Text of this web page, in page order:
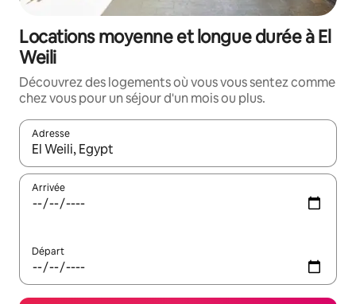
Locations moyenne et longue durée à El
Weili
Découvrez des logements où vous vous sentez comme
chez vous pour un séjour d'un mois ou plus.
Adresse
Lorsque les résultats s'affichent, utilisez les flèches vers le
Arrivée
Départ